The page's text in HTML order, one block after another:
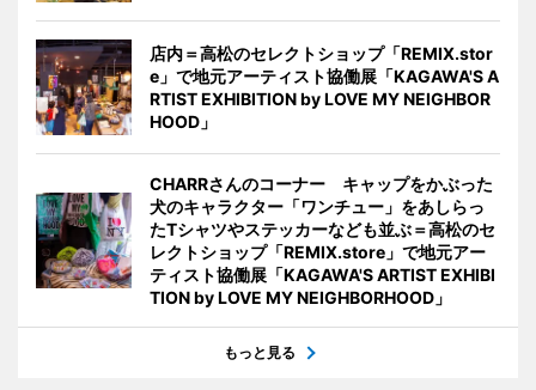
店内＝高松のセレクトショップ「REMIX.stor
e」で地元アーティスト協働展「KAGAWA'S A
RTIST EXHIBITION by LOVE MY NEIGHBOR
HOOD」
CHARRさんのコーナー キャップをかぶった
犬のキャラクター「ワンチュー」をあしらっ
たTシャツやステッカーなども並ぶ＝高松のセ
レクトショップ「REMIX.store」で地元アー
ティスト協働展「KAGAWA'S ARTIST EXHIBI
TION by LOVE MY NEIGHBORHOOD」
もっと見る